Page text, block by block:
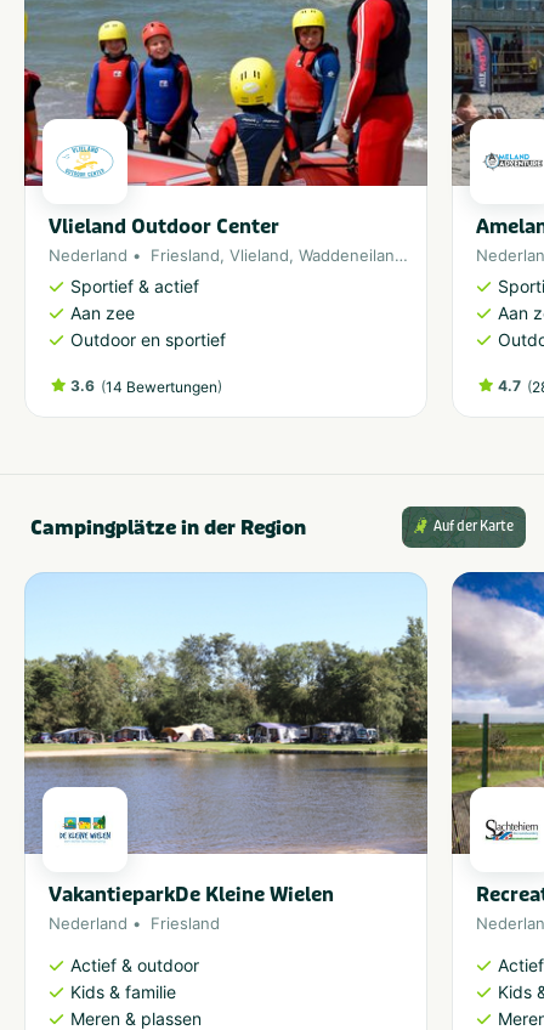
Vlieland Outdoor Center
Nederland Friesland, Vlieland, Waddeneiland , Noordzee
Sportief & actief
Aan zee
Outdoor en sportief
3.6 (14 Bewertungen)
Aan
4.7 (
Campingplätze in der Region Auf der Karte
VakantieparkDe Kleine Wielen
Nederland Friesland
Actief & outdoor
Kids & familie
Meren & plassen
Kids